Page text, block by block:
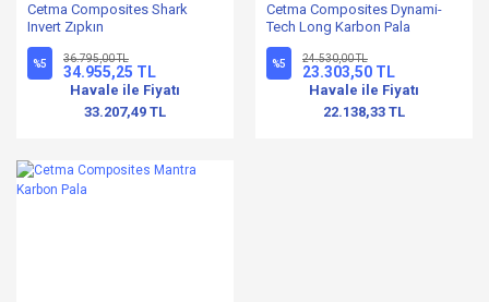
Cetma Composites Shark
Invert Zıpkın
%5 36.795,00 TL
34.955,25 TL
Havale ile Fiyatı
33.207,49 TL
Cetma Composites Dynami-
Tech Long Karbon Pala
%5 24.530,00 TL
23.303,50 TL
Havale ile Fiyatı
22.138,33 TL